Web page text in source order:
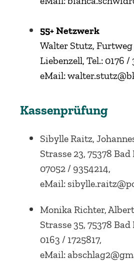
55+ Netzwerk
Walter Stutz, Furtweg
Liebenzell, Tel.: 0176 /
eMail:
Kassenprüfung
Sibylle Raitz,
Strasse 23, 75378
07052 / 9354214,
eMail:
Monika Richter,
Strasse 35, 75378
0163 / 1725817,
eMail: